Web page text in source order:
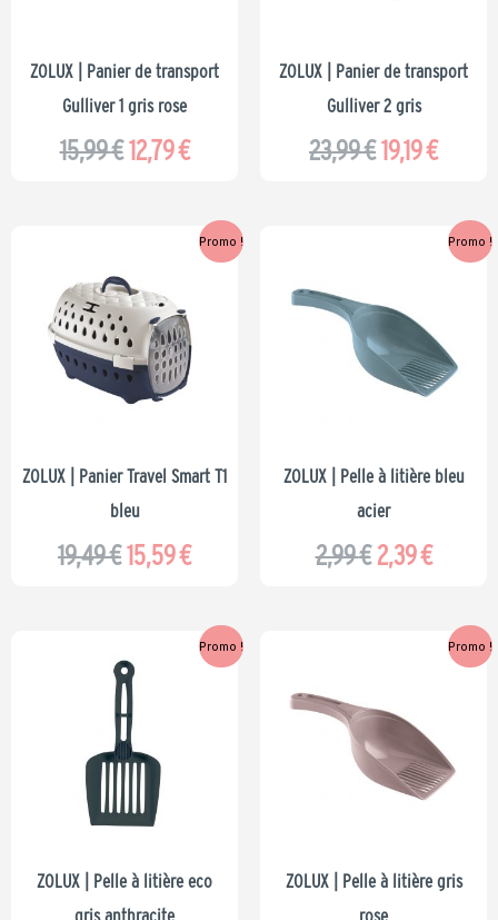
ZOLUX | Panier de transport
Gulliver 1 gris rose
15,99€12,79€
ZOLUX | Panier de transport
Gulliver 2 gris
23,99€19,19€
Promo !
ZOLUX | Panier Travel Smart T1
bleu
19,49€
prix
initial
était :
19,49 €.
15,59€
Le
est :
Promo !
ZOLUX | Pelle à litière bleu
acier
2,99€
initial
était :
2,99 €.
2,39€
Le
est :
2,39 €.
Promo !
ZOLUX | Pelle à litière eco
gris anthracite
prix
initial
était :
1,99 €.
Le
Promo !
ZOLUX | Pelle à litière gris
rose
initial
était :
2,99 €.
Le
est :
2,39 €.